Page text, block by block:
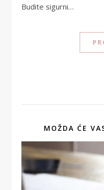
Budite sigurni…
MOŽDA ĆE